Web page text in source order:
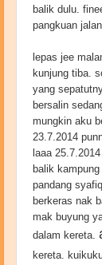
balik dulu.
pangkuan
lepas jee
kunjung tiba.
yang
bersalin
mungkin aku
23.7.2014
laaa
balik
pandang
berkeras nak
mak buyung
dalam kereta.
kereta.